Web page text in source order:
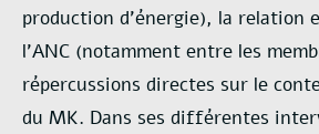
production d’énergie), la relation
l’ANC (notamment entre les
répercussions directes sur le
du MK. Dans ses différentes